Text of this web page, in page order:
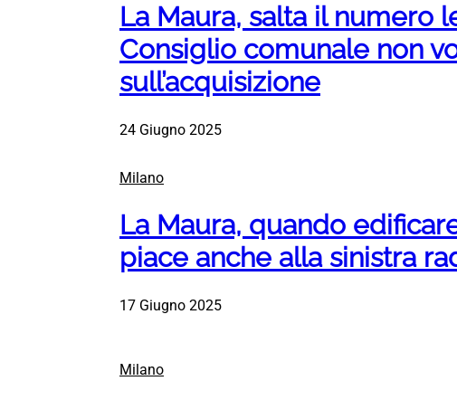
La Maura, salta il numero
Consiglio comunale non
sull’acquisizione
24 Giugno 2025
Milano
La Maura, quando
piace anche alla sinistra
17 Giugno 2025
Milano